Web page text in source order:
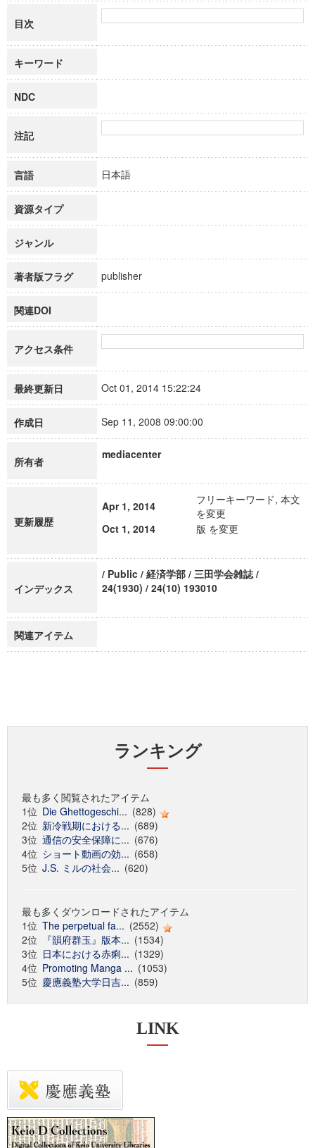
目次
キーワード
NDC
注記
言語 日本語
資源タイプ
ジャンル
著者版フラグ publisher
関連DOI
アクセス条件
最終更新日 Oct 01, 2014 15:22:24
作成日 Sep 11, 2008 09:00:00
所有者
mediacenter
更新履歴
Apr 1, 2014
フリーキーワード, 本文
を変更
Oct 1, 2014
版 を変更
インデックス
/ Public / 経済学部 / 三田学会雑誌 /
24(1930) / 24(10) 193010
関連アイテム
ランキング
最も多く閲覧されたアイテム
1位 Die Ghettogeschi... (828)
2位 新冷戦期における... (689)
3位 通信の安全保障に... (676)
4位 ショート動画の効... (658)
5位 J.S. ミルの社会... (620)
最も多くダウンロードされたアイテム
1位 The perpetual fa... (2552)
2位
『韻府群玉』版本... (1534)
3位 日本における赤痢... (1329)
4位 Promoting Manga ... (1053)
5位 慶應義塾大学日吉... (859)
LINK